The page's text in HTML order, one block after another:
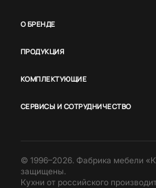
О БРЕНДЕ
ПРОДУКЦИЯ
КОМПЛЕКТУЮЩИЕ
СЕРВИСЫ И СОТРУДНИЧЕСТВО
© 1996–2026. Фабрика мебели
защищены.
Кухни от российского